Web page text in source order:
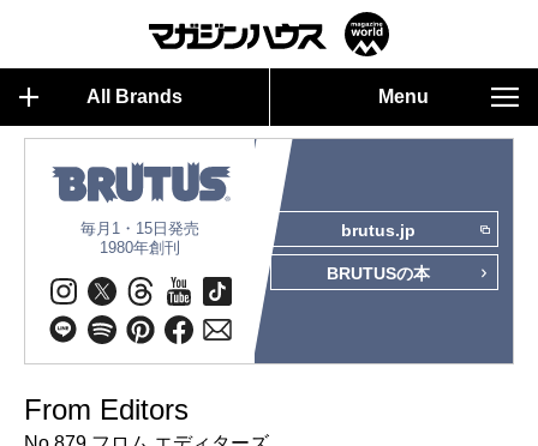
All Brands Menu
毎月1・15日発売
1980年創刊
brutus.jp
BRUTUSの本
From Editors